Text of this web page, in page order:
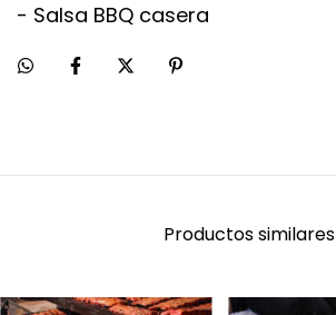
- Salsa BBQ casera
Productos similares